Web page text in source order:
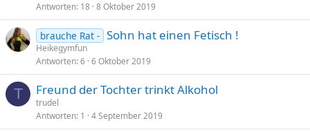
Antworten 18 8 Oktober 2019
brauche Rat - Sohn hat einen Fetisch !
Heikegymfun
Antworten 6 6 Oktober 2019
T Freund der Tochter trinkt Alkohol
trudel
Antworten 1 4 September 2019